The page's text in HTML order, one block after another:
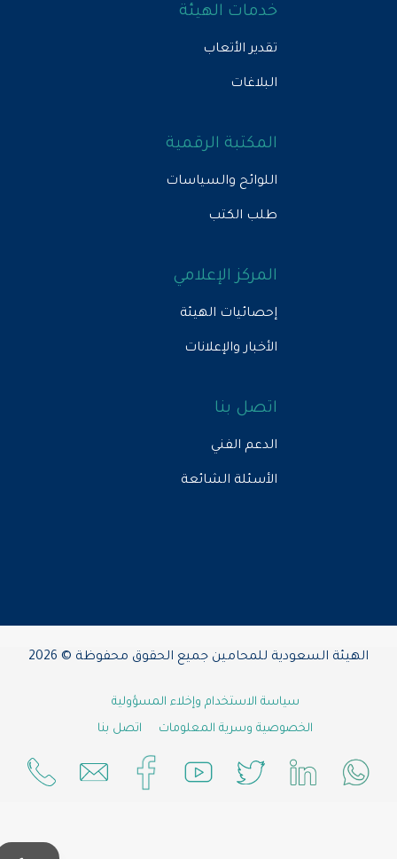
خدمات الهيئة
تقدير الأتعاب
البلاغات
المكتبة الرقمية
اللوائح والسياسات
طلب الكتب
المركز الإعلامي
إحصائيات الهيئة
الأخبار والإعلانات
اتصل بنا
الدعم الفني
الأسئلة الشائعة
الهيئة السعودية للمحامين جميع الحقوق محفوظة © 2026
سياسة الاستخدام وإخلاء المسؤولية
الخصوصية وسرية المعلومات
اتصل بنا